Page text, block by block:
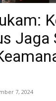
Jaga
7, 2024